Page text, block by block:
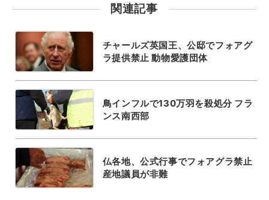
関連記事
チャールズ英国王、公邸でフォアグ
ラ提供禁止 動物愛護団体
鳥インフルで130万羽を殺処分 フラ
ンス南西部
仏各地、公式行事でフォアグラ禁止
産地議員が非難